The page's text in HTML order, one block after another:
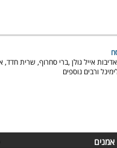
אייל גולן ,ברי סחרוף, שרית חדד,
ורבים נוספים
אמנים